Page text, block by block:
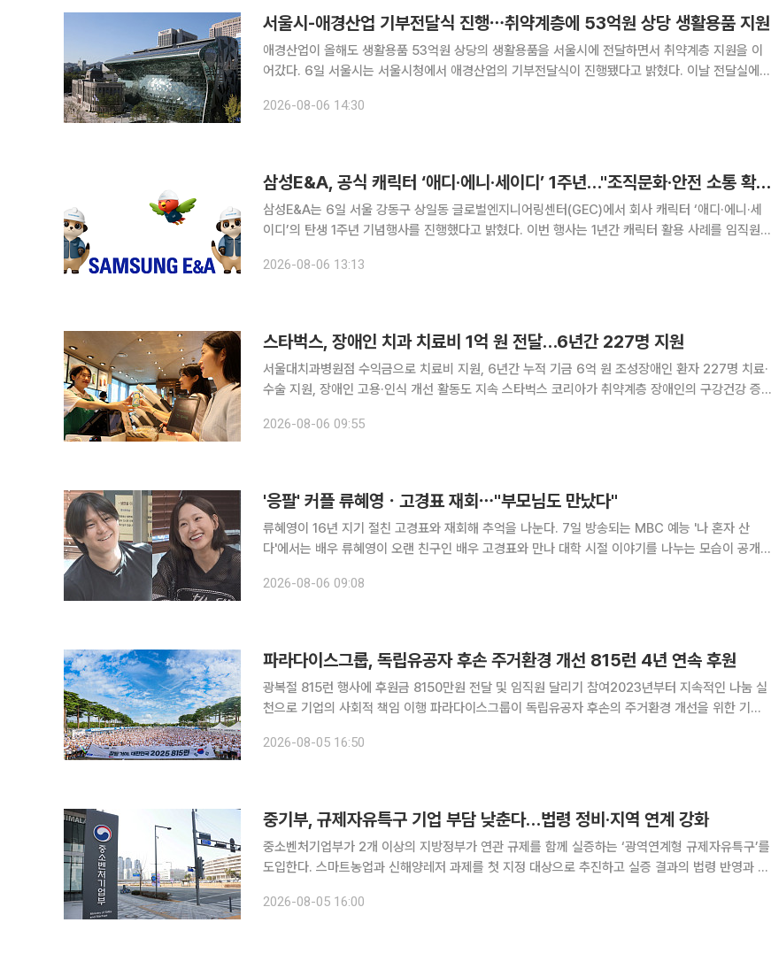
서울시-애경산업 기부전달식 진행⋯취약계층에 53억원 상당 생활용품 지원
애경산업이 올해도 생활용품 53억원 상당의 생활용품을 서울시에 전달하면서 취약계층 지원을 이
어갔다. 6일 서울시는 서울시청에서 애경산업의 기부전달식이 진행됐다고 밝혔다. 이날 전달실에는
사람들 회장 등이 참석했다. 애경산업 샴푸와 비누, 세제, 화장품, 여성위생용
2026-08-06 14:30
삼성E&A, 공식 캐릭터 ‘애디·에니·세이디’ 1주년…"조직문화·안전 소통 확대"
삼성E&A는 6일 서울 강동구 상일동 글로벌엔지니어링센터(GEC)에서 회사 캐릭터 ‘애디·에니·세
이디’의 탄생 1주년 기념행사를 진행했다고 밝혔다. 이번 행사는 1년간 캐릭터 활용 사례를 임직원과
련됐다. 행사장에는 다양한 캐릭터 굿즈와 포토월, 축하 메시지
2026-08-06 13:13
스타벅스, 장애인 치과 치료비 1억 원 전달…6년간 227명 지원
서울대치과병원점 수익금으로 치료비 지원, 6년간 누적 기금 6억 원 조성장애인 환자 227명 치료·
수술 지원, 장애인 고용·인식 개선 활동도 지속 스타벅스 코리아가 취약계층 장애인의 구강건강 증
교치과병원에서 기부금 전달식을 열고 서울대치과병원점 운영 수익금 일
2026-08-06 09:55
'응팔' 커플 류혜영ㆍ고경표 재회⋯"부모님도 만났다"
류혜영이 16년 지기 절친 고경표와 재회해 추억을 나눈다. 7일 방송되는 MBC 예능 '나 혼자 산
다'에서는 배우 류혜영이 오랜 친구인 배우 고경표와 만나 대학 시절 이야기를 나누는 모습이 공개된
다. 그는 중고 거래 플랫폼의 무료 나눔과 기부를 통해 사용하
2026-08-06 09:08
파라다이스그룹, 독립유공자 후손 주거환경 개선 815런 4년 연속 후원
광복절 815런 행사에 후원금 8150만원 전달 및 임직원 달리기 참여2023년부터 지속적인 나눔 실
천으로 기업의 사회적 책임 이행 파라다이스그룹이 독립유공자 후손의 주거환경 개선을 위한 기부
런' 행사에 기금 8150만원을 후원한다고 밝혔다. 파라다이스
2026-08-05 16:50
중기부, 규제자유특구 기업 부담 낮춘다…법령 정비·지역 연계 강화
중소벤처기업부가 2개 이상의 지방정부가 연관 규제를 함께 실증하는 ‘광역연계형 규제자유특구’를
도입한다. 스마트농업과 신해양레저 과제를 첫 지정 대상으로 추진하고 실증 결과의 법령 반영과 참
광역연계형 특구 신규 지정안과 규제자유특구 혁신방안을 논의했다고
2026-08-05 16:00